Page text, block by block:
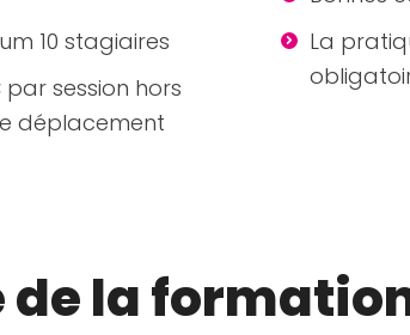
10 stagiaires
par session hors
déplacement
La
la